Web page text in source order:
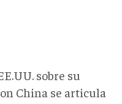
sobre su
China se articula